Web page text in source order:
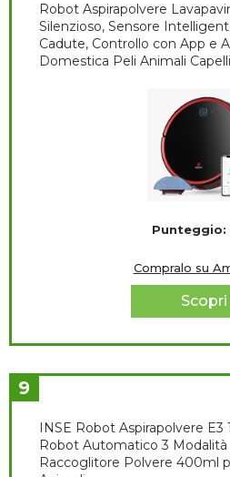
Robot Aspirapolvere
Silenzioso, Sensore
Cadute, Controllo con App e
Domestica Peli Animali
Punteggio:
Compralo su
Scopri
9
INSE Robot Aspirapolvere E3
Robot Automatico 3 Modalità
Raccoglitore Polvere 400ml